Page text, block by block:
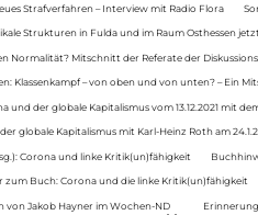
Strafverfahren – Interview mit Radio Flora
Strukturen in Fulda und im Raum Osthessen
Normalität? Mitschnitt der Referate der
Klassenkampf – von oben und von unten? – Ein
und der globale Kapitalismus vom 13.12.2021 mit
globale Kapitalismus mit Karl-Heinz Roth am
Corona und linke Kritik(un)fähigkeit
zum Buch: Corona und die linke Kritik(un)fähigkeit
von Jakob Hayner im Wochen-ND